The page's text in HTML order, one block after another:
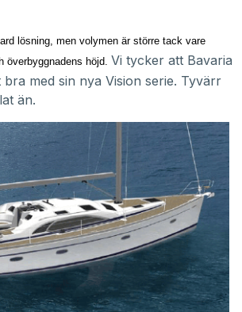
lösning, men volymen är större tack vare
överbyggnadens höjd. Vi tycker att Bavaria
med sin nya Vision serie. Tyvärr
än.